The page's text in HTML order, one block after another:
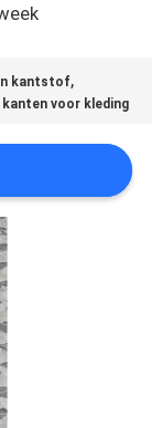
kantstof,
voor kleding